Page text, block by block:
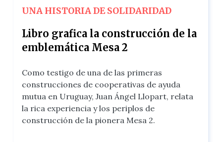
UNA HISTORIA DE SOLIDARIDAD
Libro grafica la construcción de la
emblemática Mesa 2
Como testigo de una de las primeras
construcciones de cooperativas de ayuda
mutua en Uruguay, Juan Ángel Llopart, relata
la rica experiencia y los periplos de
construcción de la pionera Mesa 2.